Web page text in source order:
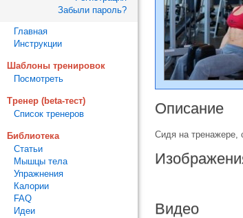
Описание
Сидя на тренажере,
Видео
Забыли пароль?
Главная
Инструкции
Шаблоны тренировок
Посмотреть
Тренер (beta-тест)
Список тренеров
Библиотека
Статьи
Мышцы тела
Упражнения
Калории
FAQ
Идеи